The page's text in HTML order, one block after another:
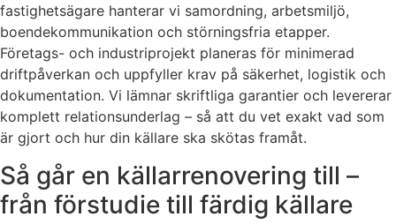
fastighetsägare hanterar vi samordning, arbetsmiljö,
boendekommunikation och störningsfria etapper.
Företags- och industriprojekt planeras för minimerad
driftpåverkan och uppfyller krav på säkerhet, logistik och
dokumentation. Vi lämnar skriftliga garantier och levererar
komplett relationsunderlag – så att du vet exakt vad som
är gjort och hur din källare ska skötas framåt.
Så går en källarrenovering till –
från förstudie till färdig källare